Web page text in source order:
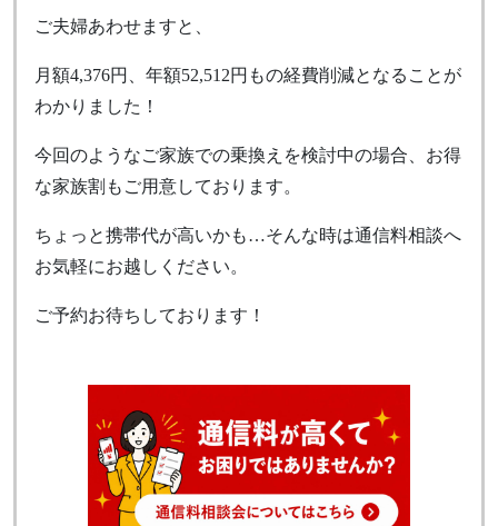
ご夫婦あわせますと、
月額4,376円、年額52,512円もの経費削減となることが
わかりました！
今回のようなご家族での乗換えを検討中の場合、お得
な家族割もご用意しております。
ちょっと携帯代が高いかも…そんな時は通信料相談へ
お気軽にお越しください。
ご予約お待ちしております！